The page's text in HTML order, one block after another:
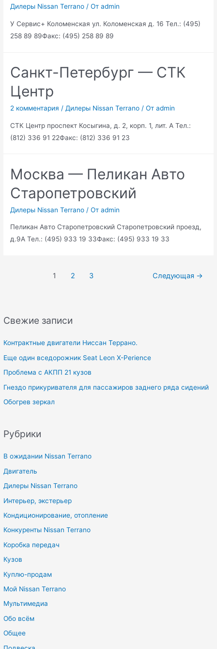
Свежие записи
Контрактные двигатели Ниссан Террано.
Еще один вседорожник Seat Leon X-Perience
Проблема с АКПП 21 кузов
Гнездо прикуривателя для пассажиров заднего ряда сидений
Обогрев зеркал
Рубрики
В ожидании Nissan Terrano
Двигатель
Дилеры Nissan Terrano
Интерьер, экстерьер
Кондиционирование, отопление
Конкуренты Nissan Terrano
Коробка передач
Кузов
Куплю-продам
Мой Nissan Terrano
Мультимедиа
Обо всём
Общее
Дилеры Nissan Terrano / От admin
У Сервис+ Коломенская ул. Коломенская д. 16 Тел.: (495)
258 89 89Факс: (495) 258 89 89
Санкт-Петербург — СТК
Центр
2 комментария / Дилеры Nissan Terrano / От admin
СТК Центр проспект Косыгина, д. 2, корп. 1, лит. А Тел.:
(812) 336 91 22Факс: (812) 336 91 23
Москва — Пеликан Авто
Старопетровский
Дилеры Nissan Terrano / От admin
Пеликан Авто Старопетровский Старопетровский проезд,
д.9А Тел.: (495) 933 19 33Факс: (495) 933 19 33
1 2 3 Следующая →